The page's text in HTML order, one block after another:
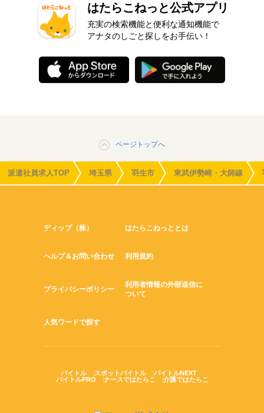
はたらこねっと公式アプリ
充実の検索機能と便利な通知機能で
アナタのしごと探しをお手伝い！
ページトップへ
派遣社員求人TOP 埼玉県 羽生市 東武伊勢崎・大師線
ディップ（株） はたらこねっととは
ヘルプ＆お問い合わせ 利用規約
プライバシーポリシー
利用者情報の外部送信に
ついて
人気ワードで探す
バイトル スポットバイトル
バイトルNEXT
バイトルPRO
ナースではたらこ 介護ではたらこ